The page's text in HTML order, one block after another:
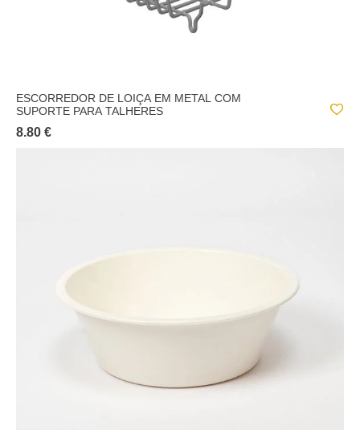
ESCORREDOR DE LOIÇA EM METAL COM
SUPORTE PARA TALHERES
8.80 €